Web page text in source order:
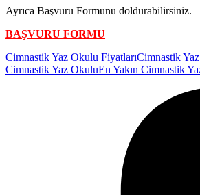
Ayrıca Başvuru Formunu doldurabilirsiniz.
BAŞVURU FORMU
Etiketler:
Cimnastik Yaz Okulu FiyatlarıCimnastik
Cimnastik Yaz OkuluEn Yakın Cimnastik